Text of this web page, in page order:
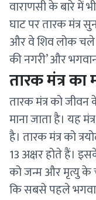
वाराणसी के बारे में
घाट पर तारक मंत्र
और वे शिव लोक चले
की नगरी’ और
तारक मंत्र का
तारक मंत्र को
माना जाता है। यह
है। तारक मंत्र को
13 अक्षर होते हैं।
को जन्म और मृत्यु के
कि सबसे पहले भगवान